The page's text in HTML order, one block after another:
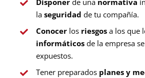
Disponer de una normativa
laseguridad de tu compañía.
Conocer los riesgos a los que
informáticos de la empresa
expuestos.
Tener preparados planes y